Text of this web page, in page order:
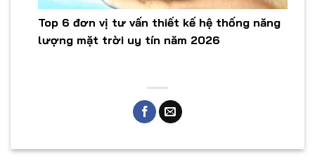
Top 6 đơn vị tư vấn thiết kế hệ thống năng
lượng mặt trời uy tín năm 2026